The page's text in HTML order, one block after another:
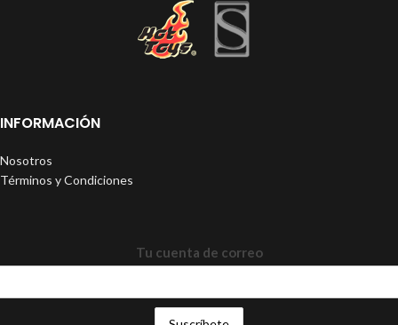
INFORMACIÓN
Nosotros
Términos y Condiciones
Tu cuenta de correo